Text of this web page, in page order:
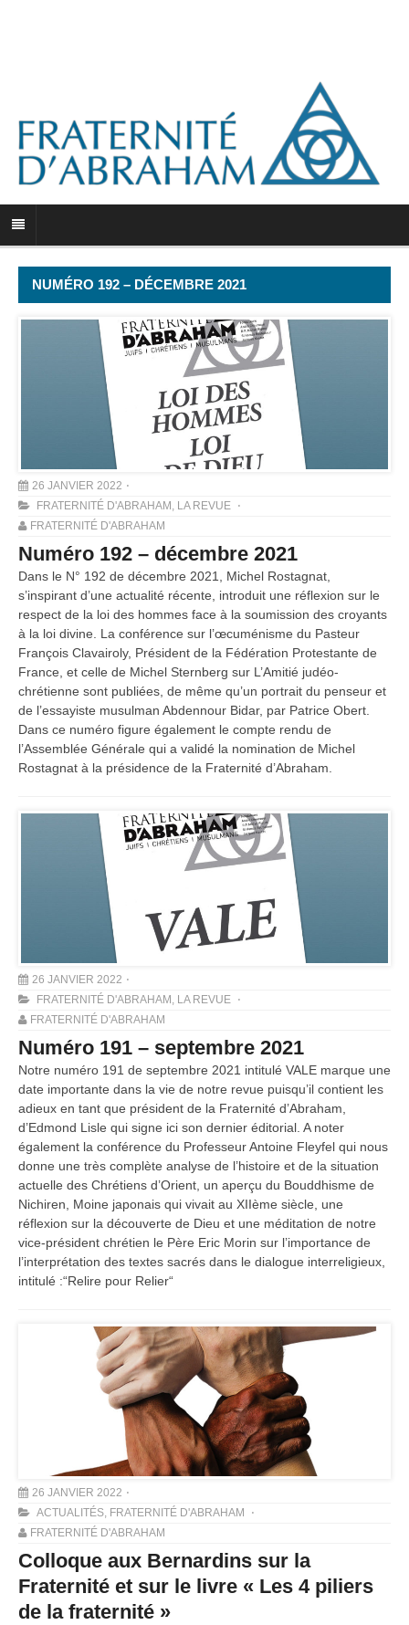
NUMÉRO 192 – DÉCEMBRE 2021
26 JANVIER 2022
FRATERNITÉ D'ABRAHAM , LA REVUE
FRATERNITÉ D'ABRAHAM
Numéro 192 – décembre 2021
Dans le N° 192 de décembre 2021, Michel Rostagnat,
s’inspirant d’une actualité récente, introduit une réflexion sur le
respect de la loi des hommes face à la soumission des croyants
à la loi divine. La conférence sur l’œcuménisme du Pasteur
François Clavairoly, Président de la Fédération Protestante de
France, et celle de Michel Sternberg sur L’Amitié judéo-
chrétienne sont publiées, de même qu’un portrait du penseur et
de l’essayiste musulman Abdennour Bidar, par Patrice Obert.
Dans ce numéro figure également le compte rendu de
l’Assemblée Générale qui a validé la nomination de Michel
Rostagnat à la présidence de la Fraternité d’Abraham.
26 JANVIER 2022
FRATERNITÉ D'ABRAHAM , LA REVUE
FRATERNITÉ D'ABRAHAM
Numéro 191 – septembre 2021
Notre numéro 191 de septembre 2021 intitulé VALE marque une
date importante dans la vie de notre revue puisqu’il contient les
adieux en tant que président de la Fraternité d’Abraham,
d’Edmond Lisle qui signe ici son dernier éditorial. A noter
également la conférence du Professeur Antoine Fleyfel qui nous
donne une très complète analyse de l’histoire et de la situation
actuelle des Chrétiens d’Orient, un aperçu du Bouddhisme de
Nichiren, Moine japonais qui vivait au XIIème siècle, une
réflexion sur la découverte de Dieu et une méditation de notre
vice-président chrétien le Père Eric Morin sur l’importance de
l’interprétation des textes sacrés dans le dialogue interreligieux,
intitulé :“Relire pour Relier“
26 JANVIER 2022
ACTUALITÉS, FRATERNITÉ D'ABRAHAM
FRATERNITÉ D'ABRAHAM
Colloque aux Bernardins sur la
Fraternité et sur le livre « Les 4 piliers
de la fraternité »